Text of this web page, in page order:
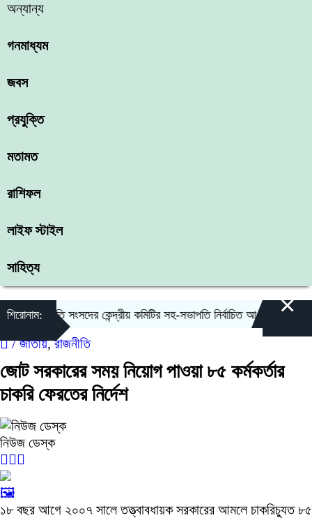
অন্যান্য
গনমাধ্যম
জবস
প্রযুক্তি
মতামত
রাশিফল
লাইফ স্টাইল
সাহিত্য
শিরোনাম:স্মৃতি সংসদের কেন্দ্রীয় কমিটির সহ-সভাপতি নির্বাচিত আওরঙ্গজেব কামাল
×
/ জাতীয়,রাজনীতি
জোট সরকারের সময় নিয়োগ পাওয়া ৮৫ কর্মকর্তার
চাকরি ফেরতের নির্দেশ
নিউজ ডেস্ক
🖼️
১৮ বছর আগে ২০০৭ সালে তত্ত্বাবধায়ক সরকারের আমলে চাকরিচ্যুত ৮৫